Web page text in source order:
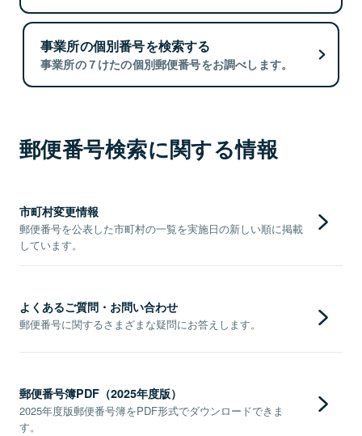
事業所の個別番号を検索する
事業所の７けたの個別郵便番号をお調べします。
郵便番号検索に関する情報
市町村変更情報
郵便番号を公表した市町村の一覧を実施日の新しい順に掲載
しています。
よくあるご質問・お問い合わせ
郵便番号に関するさまざまな疑問にお答えします。
郵便番号簿PDF（2025年度版）
2025年度版郵便番号簿をPDF形式でダウンロードできま
す。